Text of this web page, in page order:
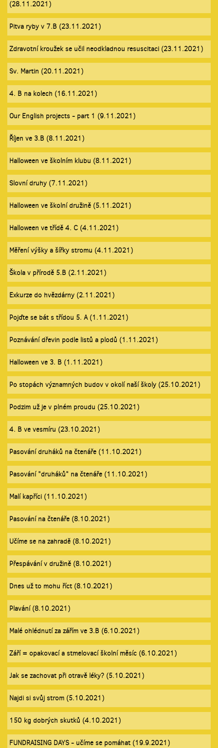
(28.11.2021)
Pitva ryby v 7.B (23.11.2021)
Zdravotní kroužek se učil neodkladnou resuscitaci (23.11.2021)
Sv. Martin (20.11.2021)
4. B na kolech (16.11.2021)
Our English projects - part 1 (9.11.2021)
Říjen ve 3.B (8.11.2021)
Halloween ve školním klubu (8.11.2021)
Slovní druhy (7.11.2021)
Halloween ve školní družině (5.11.2021)
Halloween ve třídě 4. C (4.11.2021)
Měření výšky a šířky stromu (4.11.2021)
Škola v přírodě 5.B (2.11.2021)
Exkurze do hvězdárny (2.11.2021)
Pojďte se bát s třídou 5. A (1.11.2021)
Poznávání dřevin podle listů a plodů (1.11.2021)
Halloween ve 3. B (1.11.2021)
Po stopách významných budov v okolí naší školy (25.10.2021)
Podzim už je v plném proudu (25.10.2021)
4. B ve vesmíru (23.10.2021)
Pasování druháků na čtenáře (11.10.2021)
Pasování "druháků" na čtenáře (11.10.2021)
Malí kapříci (11.10.2021)
Pasování na čtenáře (8.10.2021)
Učíme se na zahradě (8.10.2021)
Přespávání v družině (8.10.2021)
Dnes už to mohu říct (8.10.2021)
Plavání (8.10.2021)
Malé ohlédnutí za zářím ve 3.B (6.10.2021)
Září = opakovací a stmelovací školní měsíc (6.10.2021)
Jak se zachovat při otravě léky? (5.10.2021)
Najdi si svůj strom (5.10.2021)
150 kg dobrých skutků (4.10.2021)
FUNDRAISING DAYS - učíme se pomáhat (19.9.2021)